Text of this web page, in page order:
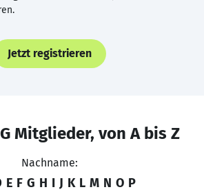
Jetzt registrieren
Mitglieder, von A bis Z
Nachname:
E F G H I J K L M N O P